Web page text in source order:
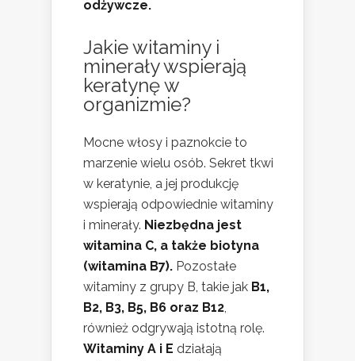
odżywcze.
Jakie witaminy i
minerały wspierają
keratynę w
organizmie?
Mocne włosy i paznokcie to
marzenie wielu osób. Sekret tkwi
w keratynie, a jej produkcję
wspierają odpowiednie witaminy
i minerały. Niezbędna jest
witamina C, a także biotyna
(witamina B7). Pozostałe
witaminy z grupy B, takie jak B1,
B2, B3, B5, B6 oraz B12,
również odgrywają istotną rolę.
Witaminy A i E działają